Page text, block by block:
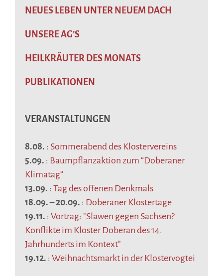
NEUES LEBEN UNTER NEUEM DACH
UNSERE AG’S
HEILKRÄUTER DES MONATS
PUBLIKATIONEN
VERANSTALTUNGEN
8.08. : Sommerabend des Klostervereins
5.09. : Baumpflanzaktion zum “Doberaner
Klimatag“
13.09. : Tag des offenen Denkmals
18.09. –20.09. : Doberaner Klostertage
19.11. : Vortrag: "Slawen gegen Sachsen?
Konflikte im Kloster Doberan des 14.
Jahrhunderts im Kontext"
19.12. : Weihnachtsmarkt in der Klostervogtei